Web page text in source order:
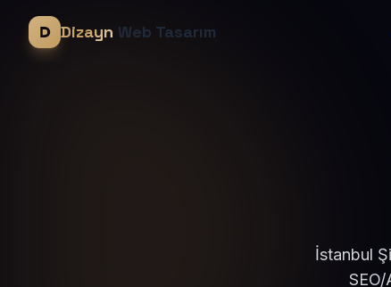
Dizayn Web Tasarım
İstanbul
SEO/